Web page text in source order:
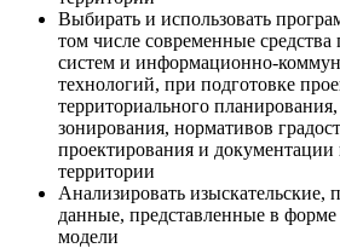
Выбирать и использовать
том числе современные
систем и информационно-
технологий, при подготовке
территориального
зонирования, нормативов
проектирования и
территории
Анализировать изыскательские,
данные, представленные в
модели